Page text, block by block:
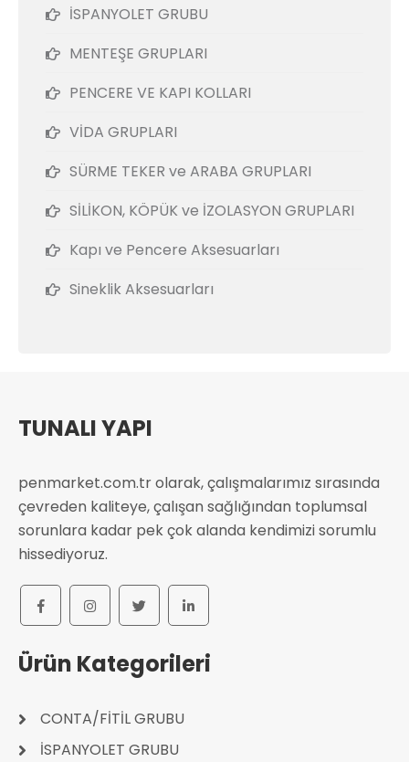
İSPANYOLET GRUBU
MENTEŞE GRUPLARI
PENCERE VE KAPI KOLLARI
VİDA GRUPLARI
SÜRME TEKER ve ARABA GRUPLARI
SİLİKON, KÖPÜK ve İZOLASYON GRUPLARI
Kapı ve Pencere Aksesuarları
Sineklik Aksesuarları
TUNALI YAPI
penmarket.com.tr olarak, çalışmalarımız sırasında
çevreden kaliteye, çalışan sağlığından toplumsal
sorunlara kadar pek çok alanda kendimizi sorumlu
hissediyoruz.
Ürün Kategorileri
CONTA/FİTİL GRUBU
İSPANYOLET GRUBU